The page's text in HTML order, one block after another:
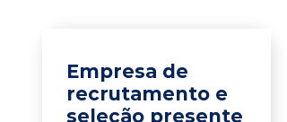
Empresa de
recrutamento e
seleção presente